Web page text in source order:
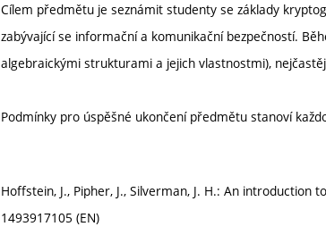
Cílem předmětu je seznámit studenty se základy
zabývající se informační a komunikační bezpečností.
algebraickými strukturami a jejich vlastnostmi),
Podmínky pro úspěšné ukončení předmětu stanoví
Hoffstein, J., Pipher, J., Silverman, J. H.: An
1493917105 (EN)